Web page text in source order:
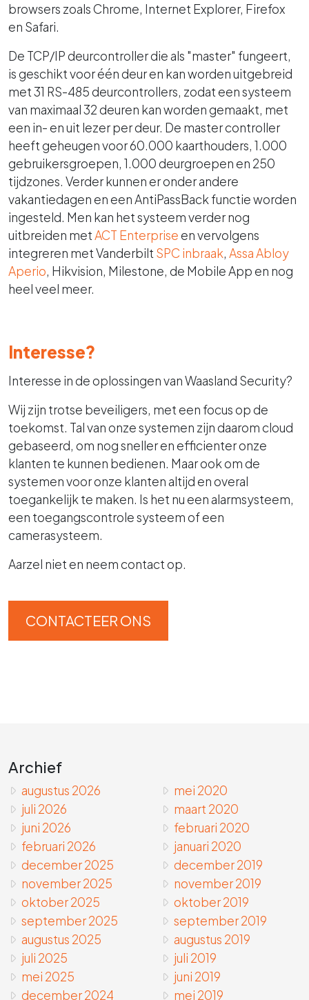
browsers zoals Chrome, Internet Explorer, Firefox
en Safari.
De TCP/IP deurcontroller die als "master" fungeert,
is geschikt voor één deur en kan worden uitgebreid
met 31 RS-485 deurcontrollers, zodat een systeem
van maximaal 32 deuren kan worden gemaakt, met
een in- en uit lezer per deur. De master controller
heeft geheugen voor 60.000 kaarthouders, 1.000
gebruikersgroepen, 1.000 deurgroepen en 250
tijdzones. Verder kunnen er onder andere
vakantiedagen en een AntiPassBack functie worden
ingesteld. Men kan het systeem verder nog
uitbreiden metACT Enterprise en vervolgens
integreren met VanderbiltSPC inbraak, Assa Abloy
Aperio, Hikvision, Milestone, de Mobile App en nog
heel veel meer.
Interesse?
Interesse in de oplossingen van Waasland Security?
Wij zijn trotse beveiligers, met een focus op de
toekomst. Tal van onze systemen zijn daarom cloud
gebaseerd, om nog sneller en efficienter onze
klanten te kunnen bedienen. Maar ook om de
systemen voor onze klanten altijd en overal
toegankelijk te maken. Is het nu een alarmsysteem,
een toegangscontrole systeem of een
camerasysteem.
Aarzel niet en neem contact op.
CONTACTEER ONS
Archief
augustus 2026
juli 2026
juni 2026
februari 2026
december 2025
november 2025
oktober 2025
september 2025
augustus 2025
juli 2025
mei 2025
december 2024
mei 2020
maart 2020
februari 2020
januari 2020
december 2019
november 2019
oktober 2019
september 2019
augustus 2019
juli 2019
juni 2019
mei 2019